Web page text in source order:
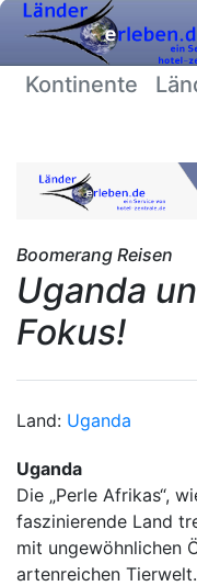
Kontinente
Boomerang Reisen
Uganda
Fokus!
Land: Uganda
Uganda
Die „Perle Afrikas“,
faszinierende Land
mit ungewöhnlichen
artenreichen